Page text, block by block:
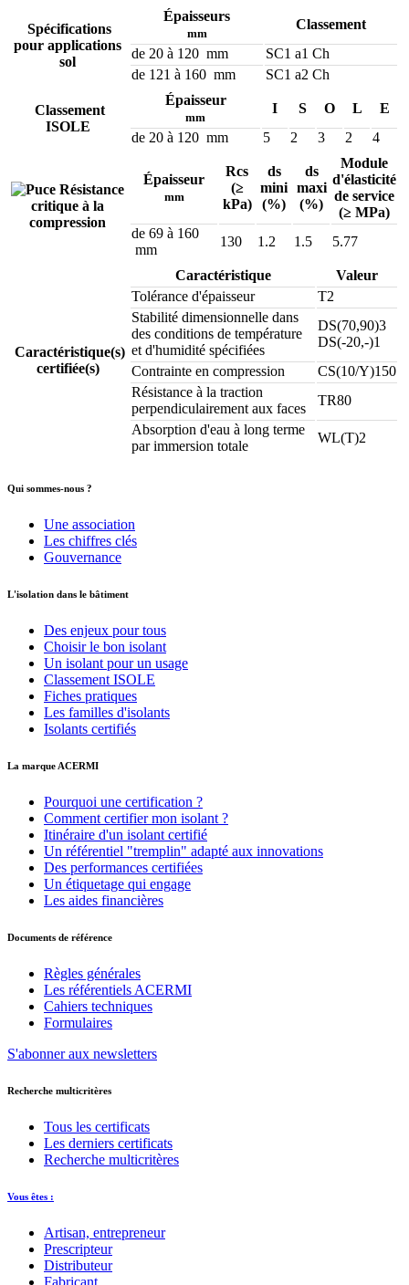
Spécifications
pour applications
sol
Épaisseurs
mm
Classement
de 20 à 120 mm
SC1 a1 Ch
de 121 à 160 mm
SC1 a2 Ch
Classement
ISOLE
Épaisseur
mm
I S O L
E
de 20 à 120 mm
5 2 3 2 4
Résistance
critique à la
compression
Épaisseur
mm
Rcs
(≥
kPa)
ds
mini
(%)
ds
maxi
(%)
Module
d'élasticité
de service
(≥ MPa)
de 69 à 160
mm
130 1.2 1.5 5.77
Caractéristique(s)
certifiée(s)
Caractéristique
Valeur
Tolérance d'épaisseur
T2
Stabilité dimensionnelle dans
des conditions de température
et d'humidité spécifiées
DS(70,90)3
DS(-20,-)1
Contrainte en compression
CS(10/Y)150
Résistance à la traction
perpendiculairement aux faces
TR80
Absorption d'eau à long terme
par immersion totale
WL(T)2
Qui sommes-nous ?
Une association
Les chiffres clés
Gouvernance
L'isolation dans le bâtiment
Des enjeux pour tous
Choisir le bon isolant
Un isolant pour un usage
Classement ISOLE
Fiches pratiques
Les familles d'isolants
Isolants certifiés
La marque ACERMI
Pourquoi une certification ?
Comment certifier mon isolant ?
Itinéraire d'un isolant certifié
Un référentiel "tremplin" adapté aux innovations
Des performances certifiées
Un étiquetage qui engage
Les aides financières
Documents de référence
Règles générales
Les référentiels ACERMI
Cahiers techniques
Formulaires
S'abonner aux newsletters
Recherche multicritères
Tous les certificats
Les derniers certificats
Recherche multicritères
Vous êtes :
Artisan, entrepreneur
Prescripteur
Distributeur
Fabricant